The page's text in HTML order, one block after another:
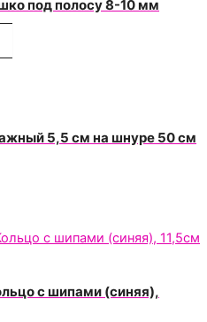
под полосу 8-10 мм
5,5 см на шнуре 50 см
с шипами (синяя),